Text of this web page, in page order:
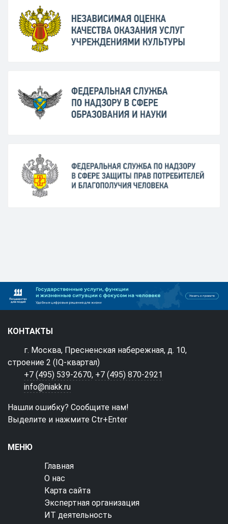
КОНТАКТЫ
г. Москва, Пресненская набережная, д. 10,
строение 2 (IQ-квартал)
+7 (495) 539-2670, +7 (495) 870-2921
info@niakk.ru
Нашли ошибку? Сообщите нам!
Выделите и нажмите Ctr+Enter
МЕНЮ
Главная
О нас
Карта сайта
Экспертная организация
ИТ деятельность